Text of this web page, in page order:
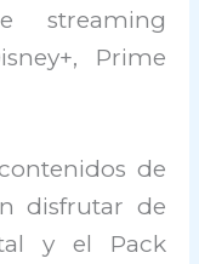
streaming
Prime
de
disfrutar de
y el Pack